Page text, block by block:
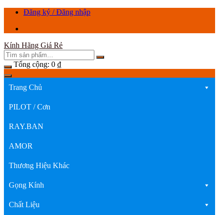
ChuyểnĐăng ký / Đăng nhập
Kính Hãng Giá Rẻ
Tổng cộng: 0 ₫
Trang Chủ
PILOT / Cơn
RAY.BAN
AMOR
Thương Hiệu Khác
Gọng Kính
Chất Liệu